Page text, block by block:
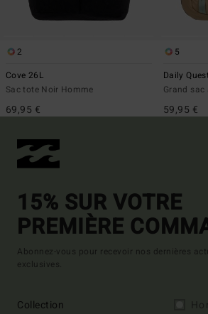
2
Cove 26L
Sac tote Noir Homme
69,95 €
5
Daily
Grand sac
59,95 €
15% SUR VOTRE
PREMIÈRE
Abonnez-vous pour recevoir nos dernières
exclusives.
Collection